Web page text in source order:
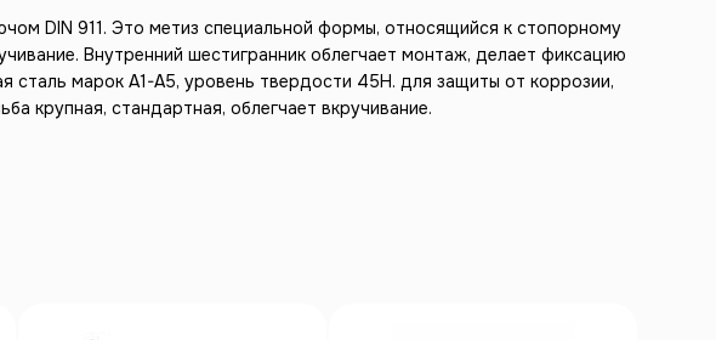
DIN 911. Это метиз специальной формы, относящийся к стопорному
Внутренний шестигранник облегчает монтаж, делает фиксацию
марок А1-А5, уровень твердости 45Н. для защиты от коррозии,
крупная, стандартная, облегчает вкручивание.